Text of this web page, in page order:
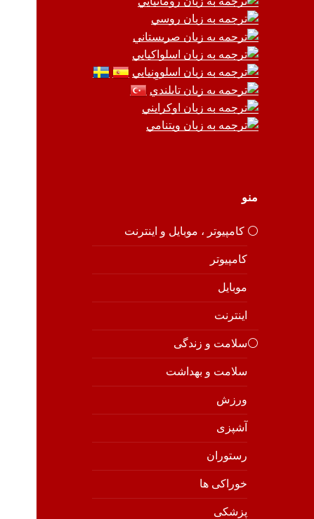
منو
⚪️ کامپیوتر ، موبایل و اینترنت
کامپیوتر
موبایل
اینترنت
⚪️سلامت و زندگی
سلامت و بهداشت
ورزش
آشپزی
رستوران
خوراکی ها
پزشکی